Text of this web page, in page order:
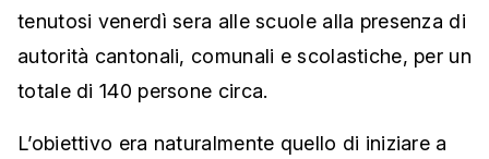
tenutosi venerdì sera alle scuole alla presenza di
autorità cantonali, comunali e scolastiche, per un
totale di 140 persone circa.
L’obiettivo era naturalmente quello di iniziare a